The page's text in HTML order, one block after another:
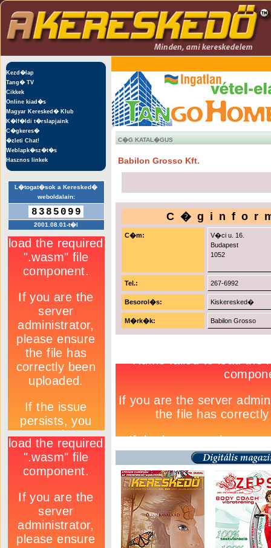
Kezd�lap
Tang� TV
Cikkek
Online kiad�s
Magyar Keresked� Klub
K�lf�ldi t�rslapjaink
C�gkeres�
�zleti Chat!
Weblapk�sz�t�s
Hasznos linkek
L�togat�sok a Keresked�
weboldalain:
8385099
2001.08.01-t�l
C�G KATAL�GUS
Babilon Grosso Kft.
C�m:
V�ci u. 16.
Budapest
1052
Tel.: 267-6992
Besorol�s: Kiskeresked�
M�rk�k: Babilon Grosso